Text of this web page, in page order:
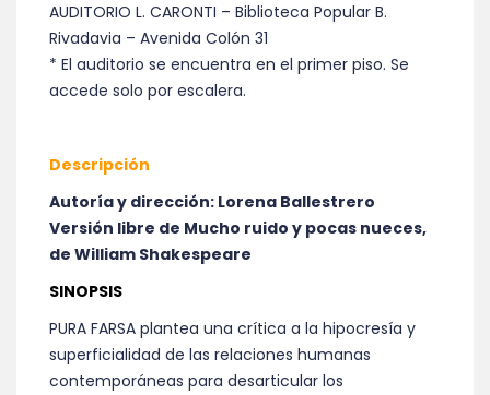
AUDITORIO L. CARONTI – Biblioteca Popular B.
Rivadavia – Avenida Colón 31
* El auditorio se encuentra en el primer piso. Se
accede solo por escalera.
Descripción
Autoría y dirección: Lorena Ballestrero
Versión libre de Mucho ruido y pocas nueces,
de William Shakespeare
SINOPSIS
PURA FARSA plantea una crítica a la hipocresía y
superficialidad de las relaciones humanas
contemporáneas para desarticular los